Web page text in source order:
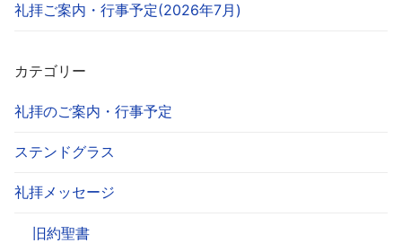
礼拝ご案内・行事予定(2026年7月)
カテゴリー
礼拝のご案内・行事予定
ステンドグラス
礼拝メッセージ
旧約聖書